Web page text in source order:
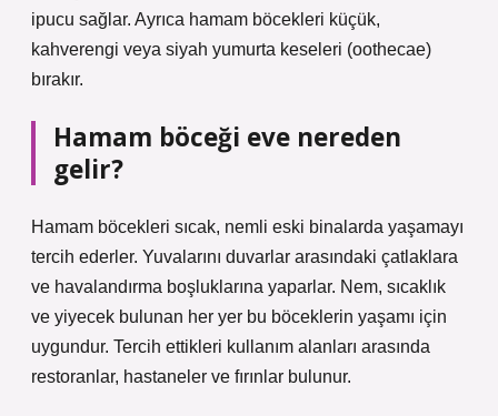
ipucu sağlar. Ayrıca hamam böcekleri küçük,
kahverengi veya siyah yumurta keseleri (oothecae) ​​
bırakır.
Hamam böceği eve nereden
gelir?
Hamam böcekleri sıcak, nemli eski binalarda yaşamayı
tercih ederler. Yuvalarını duvarlar arasındaki çatlaklara
ve havalandırma boşluklarına yaparlar. Nem, sıcaklık
ve yiyecek bulunan her yer bu böceklerin yaşamı için
uygundur. Tercih ettikleri kullanım alanları arasında
restoranlar, hastaneler ve fırınlar bulunur.